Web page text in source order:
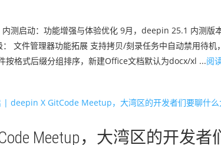
测启动：功能增强与体验优化 9月，deepin 25.1 内测版
文件管理器功能拓展 支持拷贝/刻录任务中自动禁用待机
按格式后缀分组排序，新建Office文档默认为docx/xl ...阅
Meetup，大湾区的开发